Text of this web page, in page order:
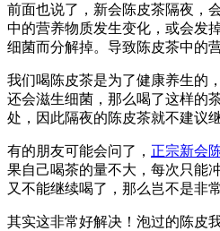
前面也说了，新会陈皮茶隔夜，
中的营养物质发生变化，或会发
细菌而分解掉。导致陈皮茶中的
我们喝陈皮茶是为了健康养生的
还会滋生细菌，那么喝了这样的
处，因此隔夜的陈皮茶就不建议
有的朋友可能会问了， 正宗新会
果自己喝茶的量不大，每次只能
又不能继续喝了，那么岂不是非
其实这非常好解决！泡过的陈皮